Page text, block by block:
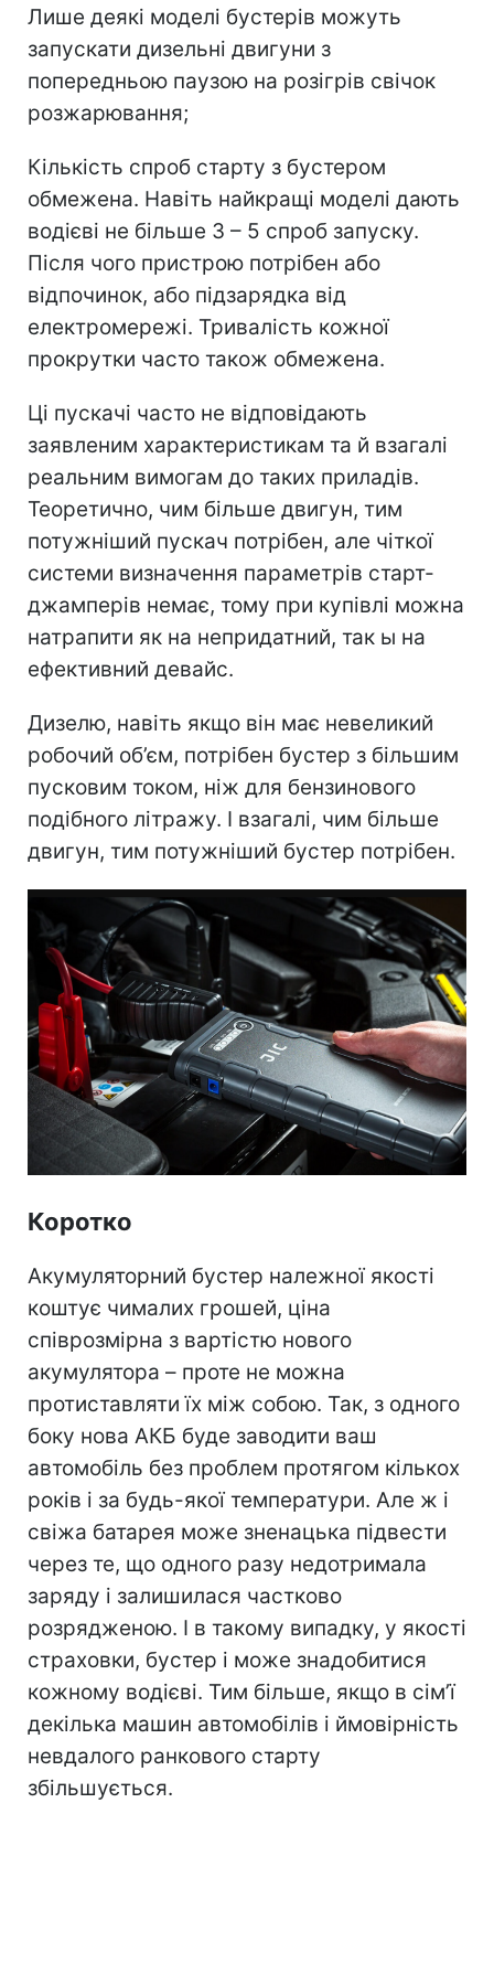
Лише деякі моделі бустерів можуть
запускати дизельні двигуни з
попередньою паузою на розігрів свічок
розжарювання;
Кількість спроб старту з бустером
обмежена. Навіть найкращі моделі дають
водієві не більше 3 – 5 спроб запуску.
Після чого пристрою потрібен або
відпочинок, або підзарядка від
електромережі. Тривалість кожної
прокрутки часто також обмежена.
Ці пускачі часто не відповідають
заявленим характеристикам та й взагалі
реальним вимогам до таких приладів.
Теоретично, чим більше двигун, тим
потужніший пускач потрібен, але чіткої
системи визначення параметрів старт-
джамперів немає, тому при купівлі можна
натрапити як на непридатний, так ы на
ефективний девайс.
Дизелю, навіть якщо він має невеликий
робочий об’єм, потрібен бустер з більшим
пусковим током, ніж для бензинового
подібного літражу. І взагалі, чим більше
двигун, тим потужніший бустер потрібен.
Коротко
Акумуляторний бустер належної якості
коштує чималих грошей, ціна
співрозмірна з вартістю нового
акумулятора – проте не можна
протиставляти їх між собою. Так, з одного
боку нова АКБ буде заводити ваш
автомобіль без проблем протягом кількох
років і за будь-якої температури. Але ж і
свіжа батарея може зненацька підвести
через те, що одного разу недотримала
заряду і залишилася частково
розрядженою. І в такому випадку, у якості
страховки, бустер і може знадобитися
кожному водієві. Тим більше, якщо в сім’ї
декілька машин автомобілів і ймовірність
невдалого ранкового старту
збільшується.